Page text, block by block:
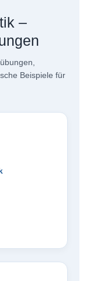
–
Beispiele für